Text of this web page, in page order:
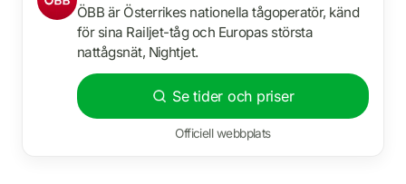
ÖBB är Österrikes nationella tågoperatör, känd
för sina Railjet-tåg och Europas största
nattågsnät, Nightjet.
Se tider och priser
Officiell webbplats